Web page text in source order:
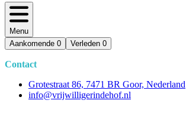
Menu
Aankomende 0 Verleden 0
Contact
Grotestraat 86, 7471 BR Goor, Nederland
info@vrijwilligerindehof.nl